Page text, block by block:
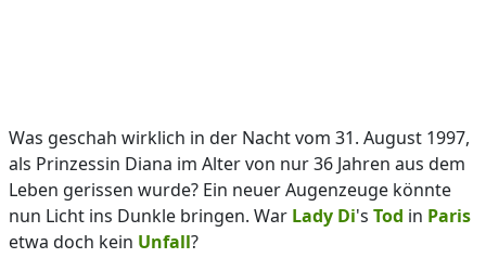
Was geschah wirklich in der Nacht vom 31. August 1997,
als Prinzessin Diana im Alter von nur 36 Jahren aus dem
Leben gerissen wurde? Ein neuer Augenzeuge könnte
nun Licht ins Dunkle bringen. War Lady Di's Tod in Paris
etwa doch kein Unfall?